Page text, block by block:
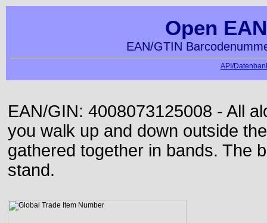
Open
EAN/GTIN
API/
EAN/GIN: 4008073125008 - All
you walk up and down outside
gathered together in bands. The
stand.